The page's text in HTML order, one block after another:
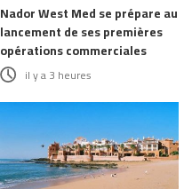
Nador West Med se prépare au
lancement de ses premières
opérations commerciales
il y a 3 heures